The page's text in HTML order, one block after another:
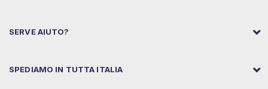
SERVE AIUTO?
SPEDIAMO IN TUTTA ITALIA